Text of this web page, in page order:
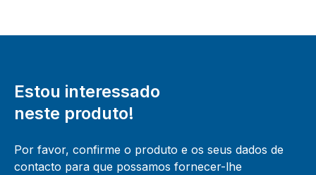
Estou interessado
neste produto!
Por favor, confirme o produto e os seus dados de
contacto para que possamos fornecer-lhe